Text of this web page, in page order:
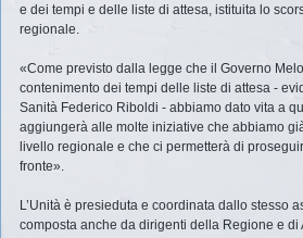
e dei tempi e delle liste di attesa, istituita lo
regionale.
«Come previsto dalla legge che il Governo
contenimento dei tempi delle liste di attesa -
Sanità Federico Riboldi - abbiamo dato vita a
aggiungerà alle molte iniziative che abbiamo
livello regionale e che ci permetterà di
fronte».
L’Unità è presieduta e coordinata dallo stesso
composta anche da dirigenti della Regione e di